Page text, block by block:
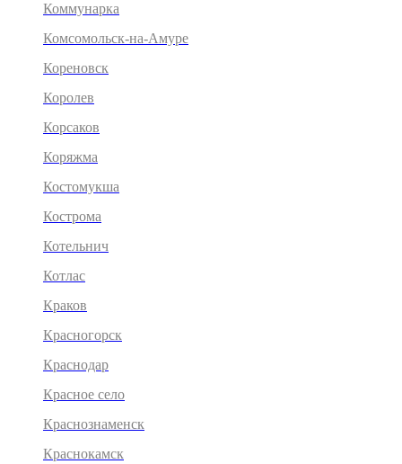
Коммунарка
Комсомольск-на-Амуре
Кореновск
Королев
Корсаков
Коряжма
Костомукша
Кострома
Котельнич
Котлас
Краков
Красногорск
Краснодар
Красное село
Краснознаменск
Краснокамск